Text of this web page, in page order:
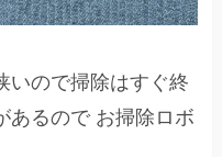
いので掃除はすぐ終
あるので お掃除ロボ